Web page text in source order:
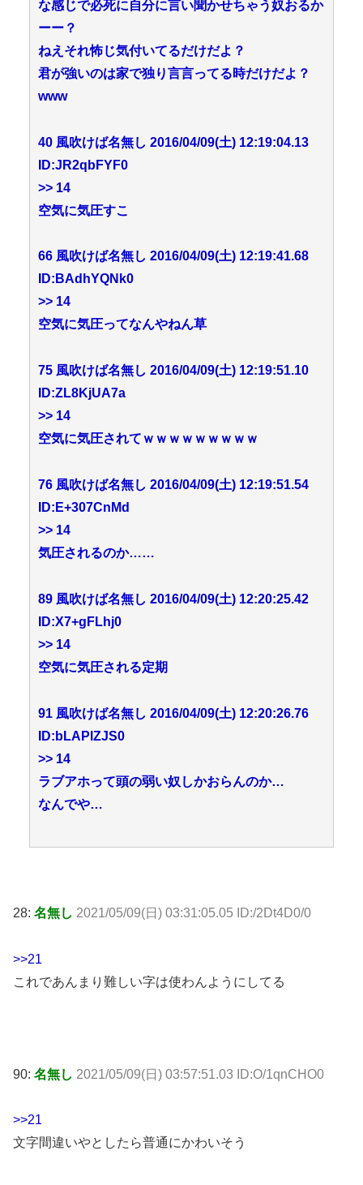
な感じで必死に自分に言い聞かせちゃう奴おるか
ーー？
ねえそれ怖じ気付いてるだけだよ？
君が強いのは家で独り言言ってる時だけだよ？
www
40 風吹けば名無し 2016/04/09(土) 12:19:04.13
ID:JR2qbFYF0
>> 14
空気に気圧すこ
66 風吹けば名無し 2016/04/09(土) 12:19:41.68
ID:BAdhYQNk0
>> 14
空気に気圧ってなんやねん草
75 風吹けば名無し 2016/04/09(土) 12:19:51.10
ID:ZL8KjUA7a
>> 14
空気に気圧されてｗｗｗｗｗｗｗｗｗ
76 風吹けば名無し 2016/04/09(土) 12:19:51.54
ID:E+307CnMd
>> 14
気圧されるのか……
89 風吹けば名無し 2016/04/09(土) 12:20:25.42
ID:X7+gFLhj0
>> 14
空気に気圧される定期
91 風吹けば名無し 2016/04/09(土) 12:20:26.76
ID:bLAPlZJS0
>> 14
ラブアホって頭の弱い奴しかおらんのか…
なんでや…
28: 名無し 2021/05/09(日) 03:31:05.05 ID:/2Dt4D0/0
>>21
これであんまり難しい字は使わんようにしてる
90: 名無し 2021/05/09(日) 03:57:51.03 ID:O/1qnCHO0
>>21
文字間違いやとしたら普通にかわいそう